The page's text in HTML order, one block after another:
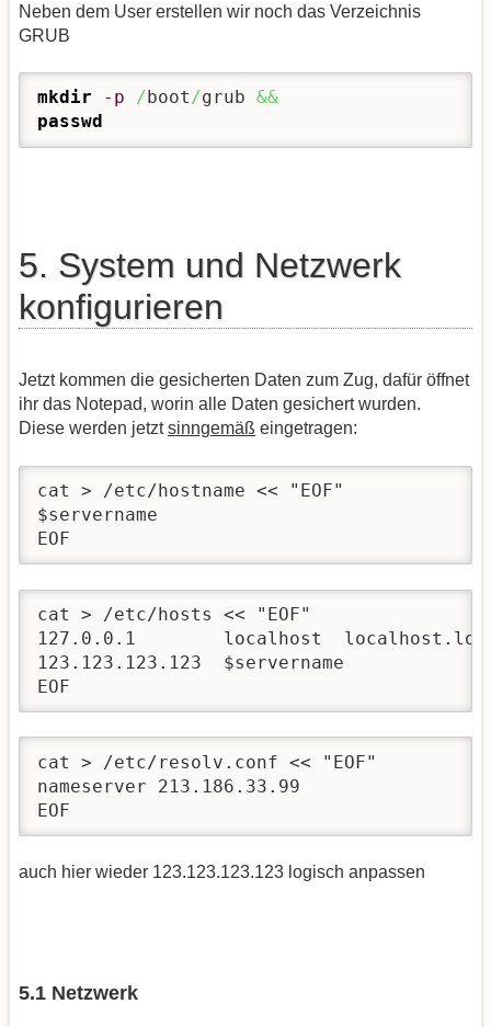
Neben dem User erstellen wir noch das Verzeichnis
GRUB
mkdir -p / boot/grub &&
passwd
5. System und Netzwerk
konfigurieren
Jetzt kommen die gesicherten Daten zum Zug, dafür öffnet
ihr das Notepad, worin alle Daten gesichert wurden.
Diese werden jetztsinngemäß eingetragen:
cat > /etc/hostname << "EOF"
$servername
EOF
cat > /etc/hosts << "EOF"
127.0.0.1        localhost
123.123.123.123  $servername
EOF
cat > /etc/resolv.conf << "EOF"
nameserver 213.186.33.99
EOF
auch hier wieder 123.123.123.123 logisch anpassen
5.1 Netzwerk